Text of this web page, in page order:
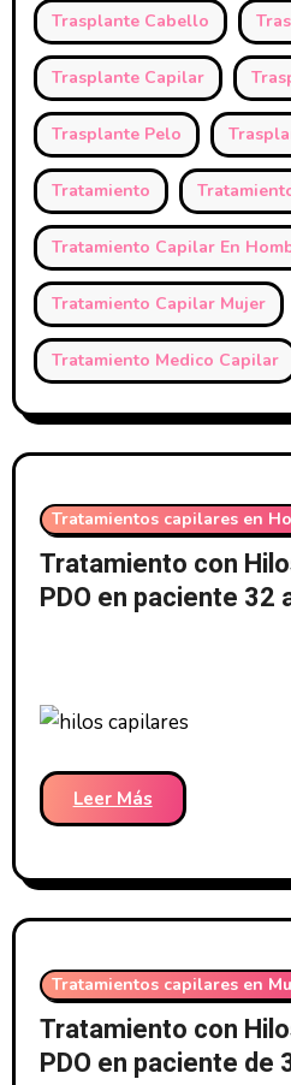
Trasplante Cabello
Trasplante Capilar
Trasplante Pelo
Tratamiento
Tratamiento Capilar En
Tratamiento Capilar Mujer
Tratamiento Medico Capilar
Tratamientos capilares en
Tratamiento con
PDO en paciente 32
Leer Más
Tratamientos capilares en
Tratamiento con
PDO en paciente de